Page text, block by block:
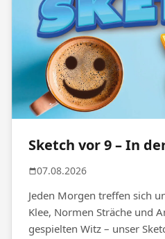
Sketch vor 9 – In
07.08.2026
Jeden Morgen treffen sich
Klee, Normen Sträche und
gespielten Witz – unser